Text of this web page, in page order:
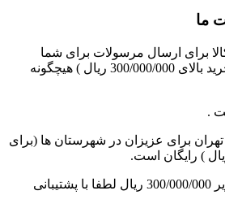
ما
برای ارسال مرسولات برای شما
عزیزان در تهران ( برای خرید بالای 300/000/000 ریال ) هیچگونه
.
تهران برای عزیزان در شهرستان ها (برای
هزینه ارسال برای خرید زیر 300/000/000 ریال لطفا با پشتیبانی